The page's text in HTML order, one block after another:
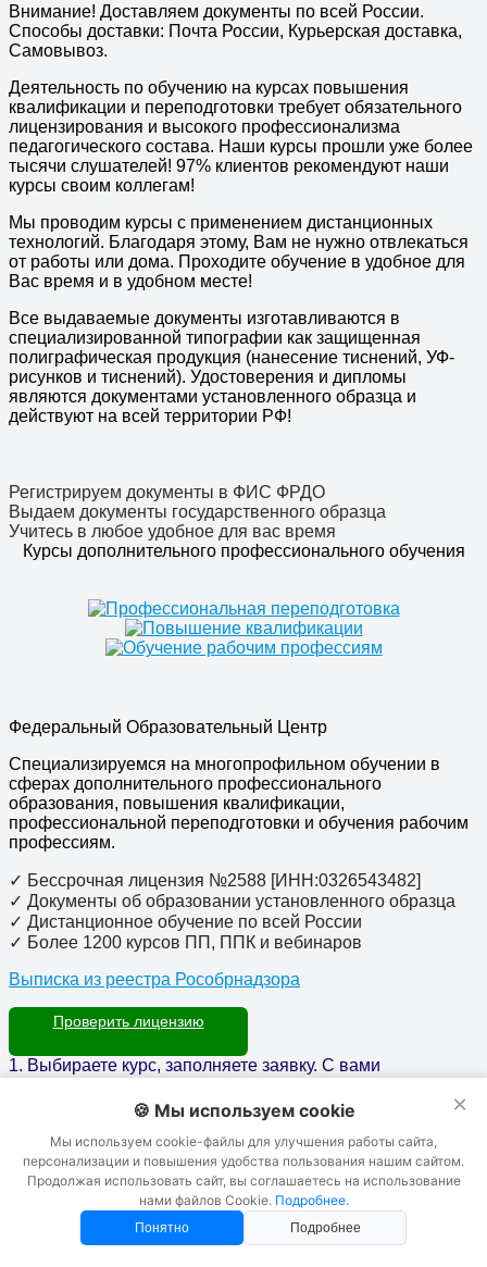
Внимание! Доставляем документы по всей России.
Способы доставки: Почта России, Курьерская доставка,
Самовывоз.
Деятельность по обучению на курсах повышения
квалификации и переподготовки требует обязательного
лицензирования и высокого профессионализма
педагогического состава. Наши курсы прошли уже более
тысячи слушателей! 97% клиентов рекомендуют наши
курсы своим коллегам!
Мы проводим курсы с применением дистанционных
технологий. Благодаря этому, Вам не нужно отвлекаться
от работы или дома. Проходите обучение в удобное для
Вас время и в удобном месте!
Все выдаваемые документы изготавливаются в
специализированной типографии как защищенная
полиграфическая продукция (нанесение тиснений, УФ-
рисунков и тиснений). Удостоверения и дипломы
являются документами установленного образца и
действуют на всей территории РФ!
Регистрируем документы в ФИС ФРДО
Выдаем документы государственного образца
Учитесь в любое удобное для вас время
Курсы дополнительного профессионального обучения
Федеральный Образовательный Центр
Специализируемся на многопрофильном обучении в
сферах дополнительного профессионального
образования, повышения квалификации,
профессиональной переподготовки и обучения рабочим
профессиям.
✓ Бессрочная лицензия №2588 [ИНН:0326543482]
✓ Документы об образовании установленного образца
✓ Дистанционное обучение по всей России
✓ Более 1200 курсов ПП, ППК и вебинаров
Выписка из реестра Рособрнадзора
Проверить лицензию
1. Выбираете курс, заполняете заявку. С вами
2. Оформляем документы на поступление
3. Вам выдается доступ в систему дистанционного
обучения
4. Сдаете итоговый тест и получаете пакет документов об
окончании обучения почтой РФ (Удостоверение, диплом,
свидетельство, протокол комиссии)
🍪 Мы используем cookie
Мы используем cookie-файлы для улучшения работы сайта,
персонализации и повышения удобства пользования нашим сайтом.
Продолжая использовать сайт, вы соглашаетесь на использование
нами файлов Cookie. Подробнее.
Понятно Подробнее
×